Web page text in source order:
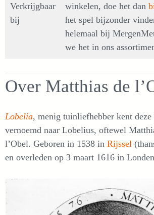
Verkrijgbaar
bij
winkelen, doe het dan
het spel bijzonder
helemaal bij
we het in ons
Over Matthias de
Lobelia, menig tuinliefhebber kent
vernoemd naar Lobelius, oftewel
l’Obel. Geboren in 1538 in Rijssel
en overleden op 3 maart 1616 in